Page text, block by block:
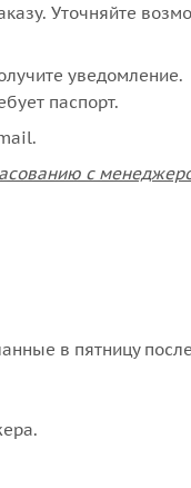
Уточняйте
уведомление.
паспорт.
с
в пятницу